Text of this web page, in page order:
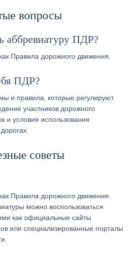
вопросы
аббревиатуру ПДР?
Правила дорожного движения.
ПДР?
и правила, которые регулируют
участников дорожного
и условия использования
советы
Правила дорожного движения.
можно воспользоваться
как официальные сайты
или специализированные порталы